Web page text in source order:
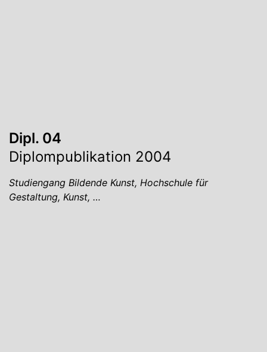
Dipl. 04
Diplompublikation 2004
Studiengang Bildende Kunst, Hochschule für
Gestaltung, Kunst, …